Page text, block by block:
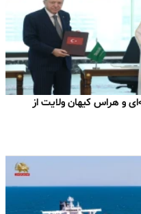
و هراس کیهان ولایت از